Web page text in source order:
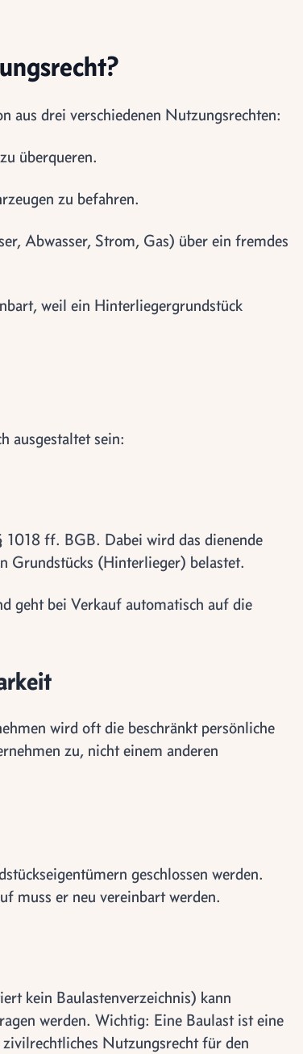
aus drei verschiedenen Nutzungsrechten:
überqueren.
zu befahren.
Abwasser, Strom, Gas) über ein fremdes
weil ein Hinterliegergrundstück
ausgestaltet sein:
ff. BGB. Dabei wird das dienende
Grundstücks (Hinterlieger) belastet.
geht bei Verkauf automatisch auf die
wird oft die beschränkt persönliche
zu, nicht einem anderen
geschlossen werden.
muss er neu vereinbart werden.
kein Baulastenverzeichnis) kann
werden. Wichtig: Eine Baulast ist eine
Nutzungsrecht für den